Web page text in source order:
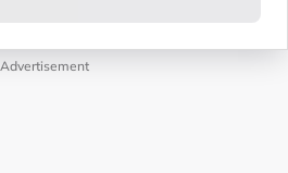
Advertisement